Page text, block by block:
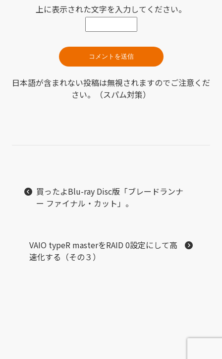
上に表示された文字を入力してください。
日本語が含まれない投稿は無視されますのでご注意くだ
さい。（スパム対策）
買ったよBlu-ray Disc版「ブレードランナ
ー ファイナル・カット」。
VAIO typeR masterをRAID 0設定にして高
速化する（その３）